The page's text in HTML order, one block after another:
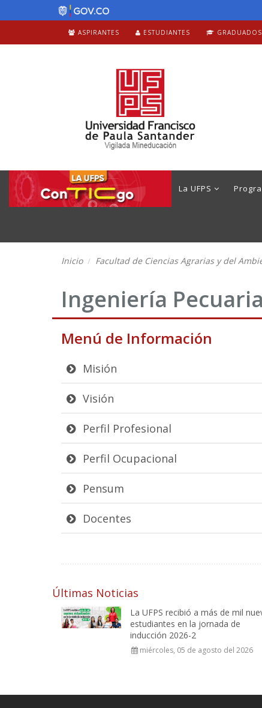
ASPIRANTES ESTUDIANTES GRADUADOS
La UFPS
Inicio Facultad de Ciencias Agrarias y del
Ingeniería Pecuaria
Menú de Información
Misión
Visión
Perfil Profesional
Perfil Ocupacional
Pensum
Docentes
Últimas Noticias
La UFPS recibió a más de mil
estudiantes en la jornada de
inducción 2026-2
miércoles, 05 de agosto del 2026